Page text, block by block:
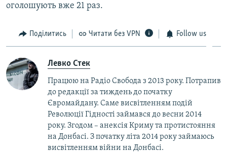
оголошують вже 21 раз.
Поділитись Читати без VPN Follow us
Левко Стек
Працюю на Радіо Свобода з 2013 року. Потрапив
до редакції за тиждень до початку
Євромайдану. Саме висвітленням подій
Революції Гідності займався до весни 2014
року. Згодом – анексія Криму та протистояння
на Донбасі. З початку літа 2014 року займаюсь
висвітленням війни на Донбасі.